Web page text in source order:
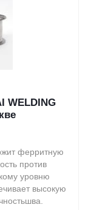
WELDING
ферритную
против
уровню
высокую